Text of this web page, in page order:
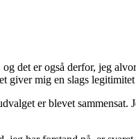
og det er også derfor, jeg
giver mig en slags
er blevet